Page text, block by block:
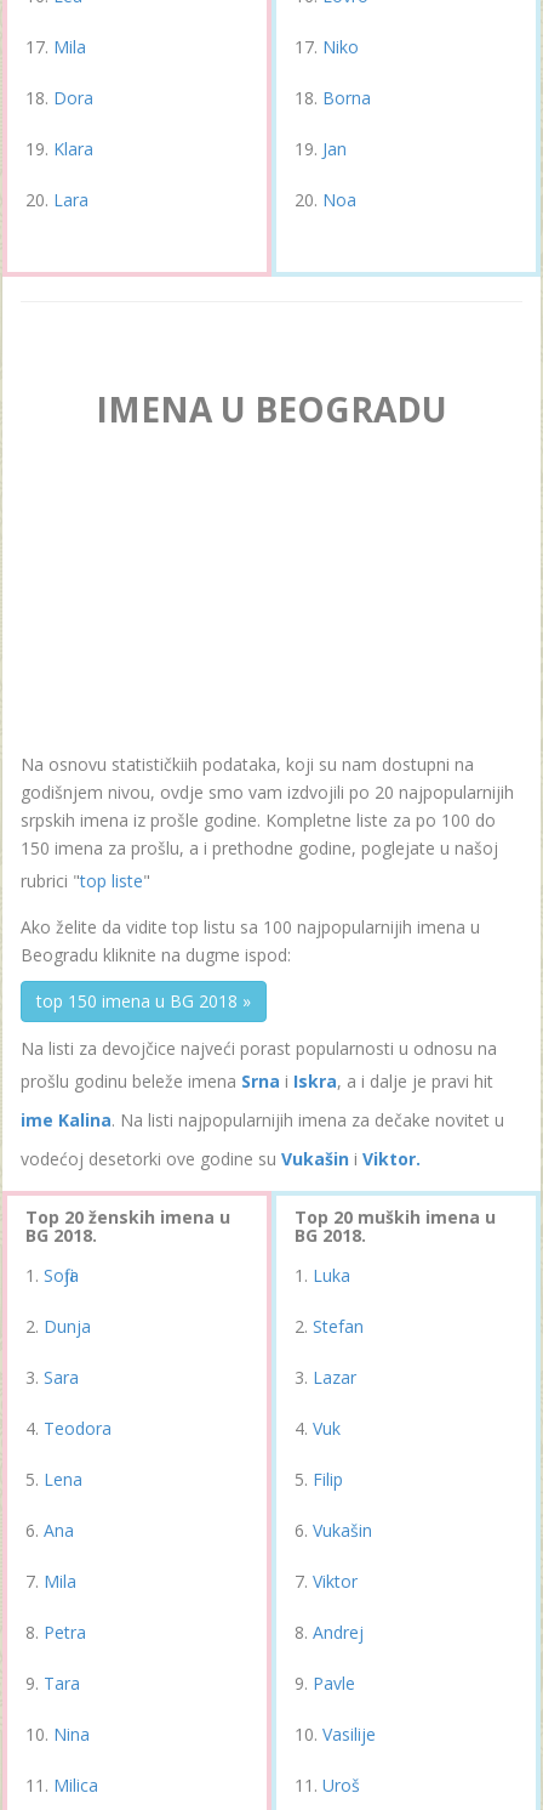
Mila
Dora
Klara
Lara
Niko
Borna
Jan
Noa
IMENA U BEOGRADU
Na osnovu statističkiih podataka, koji su nam dostupni na
godišnjem nivou, ovdje smo vam izdvojili po 20 najpopularnijih
srpskih imena iz prošle godine. Kompletne liste za po 100 do
150 imena za prošlu, a i prethodne godine, poglejate u našoj
rubrici "top liste"
Ako želite da vidite top listu sa 100 najpopularnijih imena u
Beogradu kliknite na dugme ispod:
top 150 imena u BG 2018 »
Na listi za devojčice najveći porast popularnosti u odnosu na
prošlu godinu beleže imena Srna i Iskra, a i dalje je pravi hit
ime Kalina. Na listi najpopularnijih imena za dečake novitet u
vodećoj desetorki ove godine su Vukašin i Viktor.
Top 20 ženskih imena u
BG 2018.
Sofija
Dunja
Sara
Teodora
Lena
Ana
Mila
Petra
Tara
Nina
Milica
Top 20 muških imena u
BG 2018.
Luka
Stefan
Lazar
Vuk
Filip
Vukašin
Viktor
Andrej
Pavle
Vasilije
Uroš